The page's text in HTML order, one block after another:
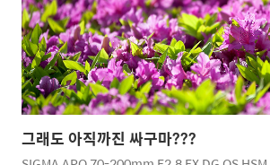
그래도 아직까진 싸구마???